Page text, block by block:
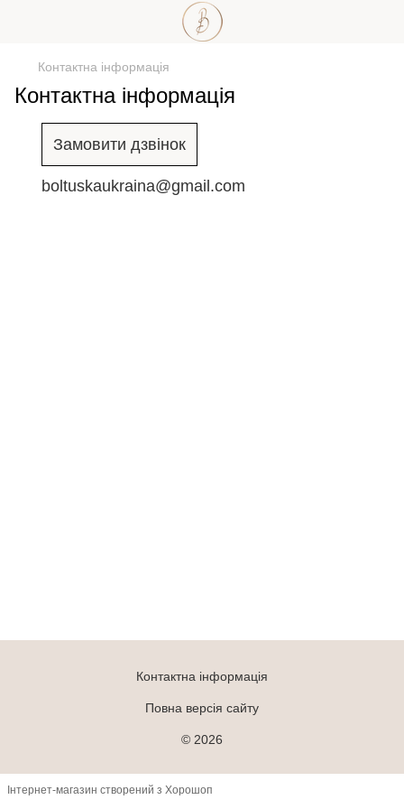
Контактна інформація
Контактна інформація
Замовити дзвінок
boltuskaukraina@gmail.com
Контактна інформація
Повна версія сайту
© 2026
Інтернет-магазин створений з Хорошоп